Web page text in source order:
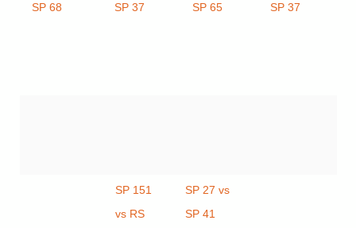
SP 68
SP 37
SP 65
SP 37
SP 151
vs RS
SP 27 vs
SP 41